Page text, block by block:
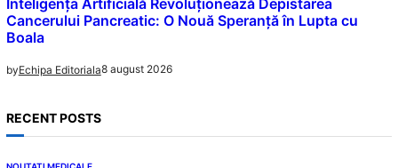
Cancerului Pancreatic: O Nouă Speranță în Lupta cu
Boala
byEchipa Editoriala8 august 2026
RECENT POSTS